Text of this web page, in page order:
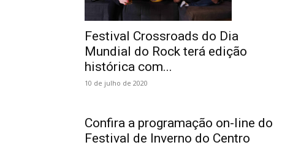
Festival Crossroads do Dia
Mundial do Rock terá edição
histórica com...
10 de julho de 2020
Confira a programação on-line do
Festival de Inverno do Centro